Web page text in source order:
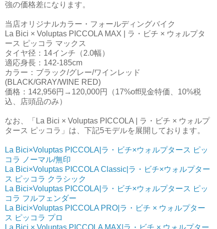
強の価格差になります。
当店オリジナルカラー・フォールディングバイク
La Bici × Voluptas PICCOLA MAX | ラ・ビチ × ウォルプタ
ース ピッコラ マックス
タイヤ径：14インチ（2.0幅）
適応身長：142-185cm
カラー：ブラック/グレー/ワインレッド
(BLACK/GRAY/WINE RED)
価格：142,956円→120,000円（17%off現金特価、10%税
込、店頭品のみ）
なお、「La Bici × Voluptas PICCOLA | ラ・ビチ × ウォルプ
タース ピッコラ」は、下記5モデルを展開しております。
La Bici×Voluptas PICCOLA|ラ・ビチ×ウォルプタース ピッ
コラ ノーマル/無印
La Bici×Voluptas PICCOLA Classic|ラ・ビチ×ウォルプター
ス ピッコラ クラシック
La Bici×Voluptas PICCOLA|ラ・ビチ×ウォルプタース ピッ
コラ フルフェンダー
La Bici×Voluptas PICCOLA PRO|ラ・ビチ × ウォルプター
ス ピッコラ プロ